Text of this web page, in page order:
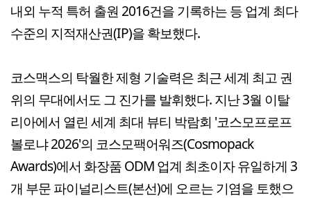
내외 누적 특허 출원 2016건을 기록하는 등 업계 최다
수준의 지적재산권(IP)을 확보했다.
코스맥스의 탁월한 제형 기술력은 최근 세계 최고 권
위의 무대에서도 그 진가를 발휘했다. 지난 3월 이탈
리아에서 열린 세계 최대 뷰티 박람회 '코스모프로프
볼로냐 2026'의 코스모팩어워즈(Cosmopack
Awards)에서 화장품 ODM 업계 최초이자 유일하게 3
개 부문 파이널리스트(본선)에 오르는 기염을 토했으